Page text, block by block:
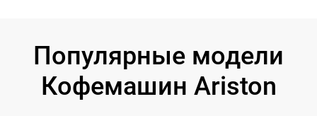
Популярные модели
Кофемашин Ariston